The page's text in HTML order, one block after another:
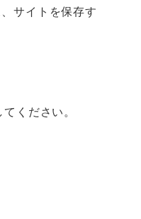
サイトを保存す
ください。